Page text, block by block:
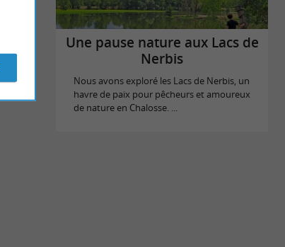
Une pause nature aux Lacs de
Nerbis
Nous avons exploré les Lacs de Nerbis, un
havre de paix pour pêcheurs et amoureux
de nature en Chalosse. ...